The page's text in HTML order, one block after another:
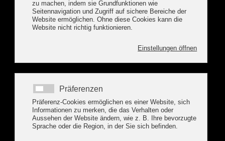
Ihr Urlaub ist nur einen Klick entfernt:
UNVERBINDLICHE ANFRAGE
JETZT BUCHEN
DIE ZILLERTAL ACTIVE
CARD